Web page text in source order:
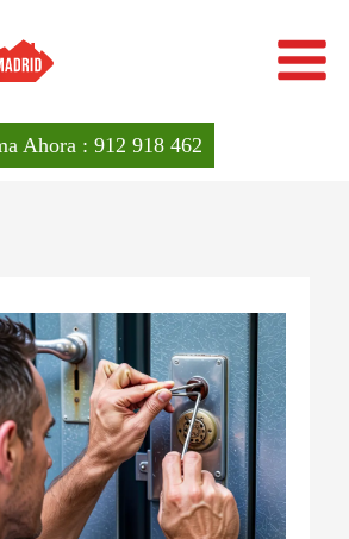
Ahora : 912 918 462